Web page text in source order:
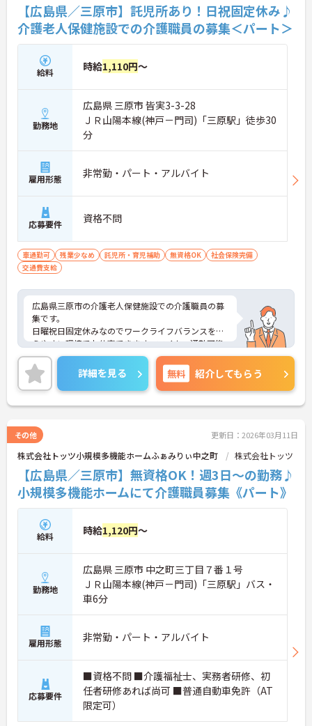
【広島県／三原市】託児所あり！日祝固定休み♪
介護老人保健施設での介護職員の募集＜パート＞
給料 時給1,110円～
勤務地
広島県 三原市 皆実3-3-28
ＪＲ山陽本線(神戸－門司)「三原駅」徒歩30
分
雇用形態 非常勤・パート・アルバイト
応募要件 資格不問
車通勤可 残業少なめ 託児所・育児補助 無資格OK
社会保険完備
交通費支給
広島県三原市の介護老人保健施設での介護職員の募
集です。
日曜祝日固定休みなのでワークライフバランスを整
えやすい環境でお仕事できます。マイカー通勤可能
なので通勤もらくらく快適♪
ご興味のある方は、面接のポイントをお伝えします
のでお気軽にお問い合せください。
詳細を見る 無料 紹介してもらう
その他 更新日：2026年03月11日
株式会社トッツ小規模多機能ホームふぁみりぃ中之町 株式会社トッツ
【広島県／三原市】無資格OK！週3日～の勤務♪
小規模多機能ホームにて介護職員募集《パート》
給料 時給1,120円～
勤務地
広島県 三原市 中之町三丁目７番１号
ＪＲ山陽本線(神戸－門司)「三原駅」バス・
車6分
雇用形態 非常勤・パート・アルバイト
応募要件
■資格不問 ■介護福祉士、実務者研修、初
任者研修あれば尚可 ■普通自動車免許（AT
限定可）